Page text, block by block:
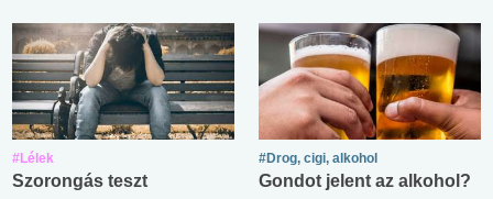
#Lélek
Szorongás teszt
#Drog, cigi, alkohol
Gondot jelent az alkohol?